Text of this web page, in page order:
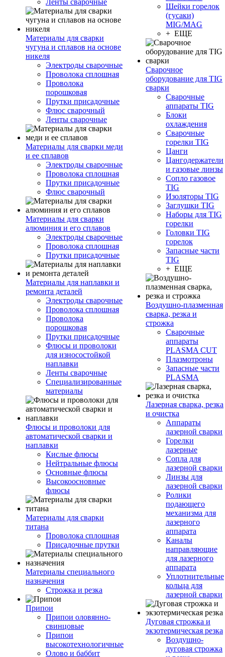
Ленты сварочные
Материалы для сварки
чугуна и сплавов на основе
никеля
Электроды сварочные
Проволока сплошная
Проволока
порошковая
Прутки присадочные
Флюс сварочный
Ленты сварочные
Материалы для сварки меди
и ее сплавов
Электроды сварочные
Проволока сплошная
Прутки присадочные
Флюс сварочный
Материалы для сварки
алюминия и его сплавов
Электроды сварочные
Проволока сплошная
Прутки присадочные
Материалы для наплавки и
ремонта деталей
Электроды сварочные
Проволока сплошная
Проволока
порошковая
Прутки присадочные
Флюсы и проволоки
для износостойкой
наплавки
Ленты сварочные
Специализированные
материалы
Флюсы и проволоки для
автоматической сварки и
наплавки
Кислые флюсы
Нейтральные флюсы
Основные флюсы
Высокоосновные
флюсы
Материалы для сварки
титана
Проволока сплошная
Присадочные прутки
Материалы специального
назначения
Строжка и резка
Припои
Припои оловянно-
свинцовые
Припои
высокотехнологичные
Олово и баббит
Шейки горелок
(гусаки)
MIG/MAG
+ ЕЩЕ
Сварочное
оборудование для TIG
сварки
Сварочные
аппараты TIG
Блоки
охлаждения
Сварочные
горелки TIG
Цанги
Цангодержатели
и газовые линзы
Сопло газовое
TIG
Изоляторы TIG
Заглушки TIG
Наборы для TIG
горелки
Головки TIG
горелок
Запасные части
TIG
+ ЕЩЕ
Воздушно-плазменная
сварка, резка и
строжка
Сварочные
аппараты
PLASMA CUT
Плазмотроны
Запасные части
PLASMA
Лазерная сварка, резка
и очистка
Аппараты
лазерной сварки
Горелки
лазерные
Сопла для
лазерной сварки
Линзы для
лазерной сварки
Ролики
подающего
механизма для
лазерного
аппарата
Каналы
направляющие
для лазерного
аппарата
Уплотнительные
кольца для
лазерной сварки
Дуговая строжка и
экзотермическая резка
Воздушно-
дуговая строжка